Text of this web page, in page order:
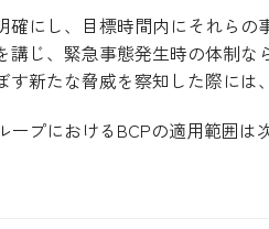
にし、目標時間内にそれら
じ、緊急事態発生時の体制
新たな脅威を察知した際には
プにおけるBCPの適用範囲は